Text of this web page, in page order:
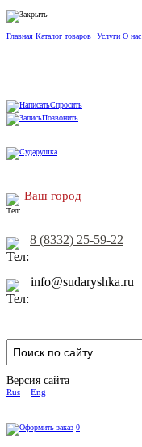
Главная Каталог товаров Услуги О нас
Спросить
Позвонить
Ваш город
8 (8332) 25-59-22
info@sudaryshka.ru
Версия сайта
Rus Eng
0